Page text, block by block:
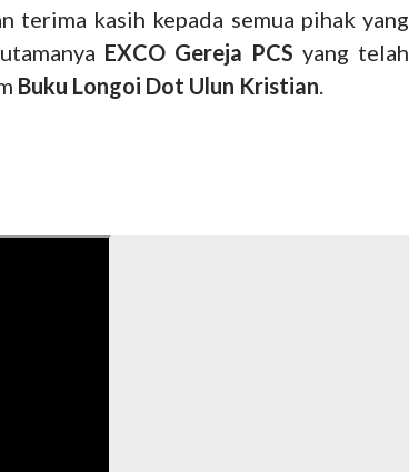
terima kasih kepada semua pihak yang
EXCO Gereja PCS yang telah
Buku Longoi Dot Ulun Kristian